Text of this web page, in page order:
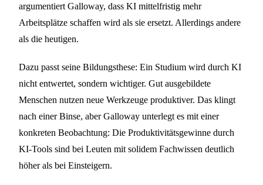
argumentiert Galloway, dass KI mittelfristig mehr
Arbeitsplätze schaffen wird als sie ersetzt. Allerdings andere
als die heutigen.
Dazu passt seine Bildungsthese: Ein Studium wird durch KI
nicht entwertet, sondern wichtiger. Gut ausgebildete
Menschen nutzen neue Werkzeuge produktiver. Das klingt
nach einer Binse, aber Galloway unterlegt es mit einer
konkreten Beobachtung: Die Produktivitätsgewinne durch
KI-Tools sind bei Leuten mit solidem Fachwissen deutlich
höher als bei Einsteigern.